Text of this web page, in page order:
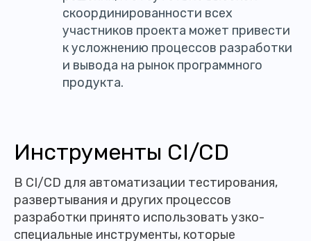
скоординированности всех
участников проекта может привести
к усложнению процессов разработки
и вывода на рынок программного
продукта.
Инструменты CI/CD
В CI/CD для автоматизации тестирования,
развертывания и других процессов
разработки принято использовать узко-
специальные инструменты, которые